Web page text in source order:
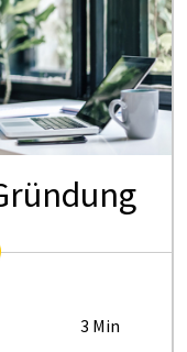
3 Min